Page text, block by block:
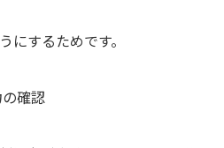
にするためです。
確認